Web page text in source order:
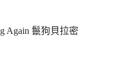
Again 鬣狗貝拉密